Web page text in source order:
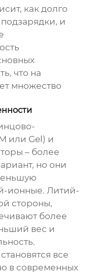
как долго
и
что на
множество
или Gel) и
– более
но они
ионные. Литий-
стороны,
более
вес и
все
в современных